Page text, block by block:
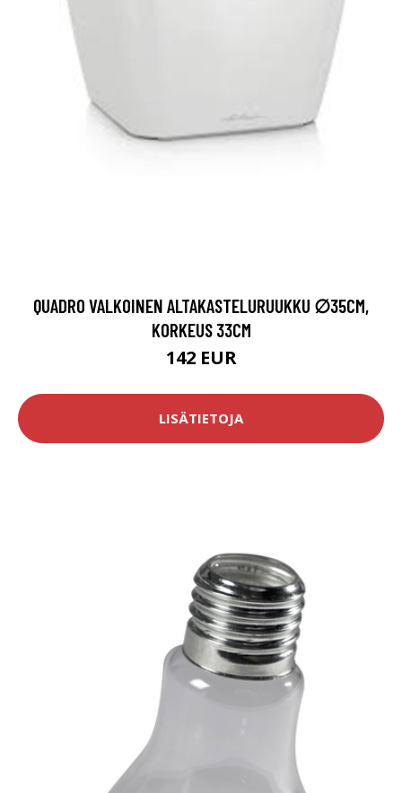
QUADRO VALKOINEN ALTAKASTELURUUKKU ∅35CM,
KORKEUS 33CM
142 EUR
LISÄTIETOJA